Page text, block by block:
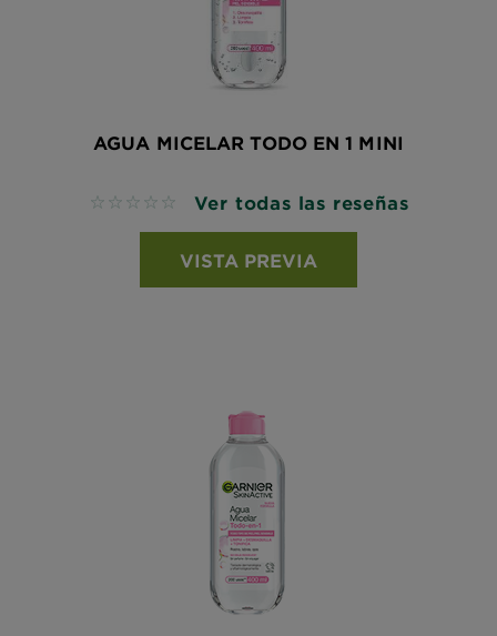
AGUA MICELAR TODO EN 1 MINI
No reviews Ver todas las reseñas
VISTA PREVIA